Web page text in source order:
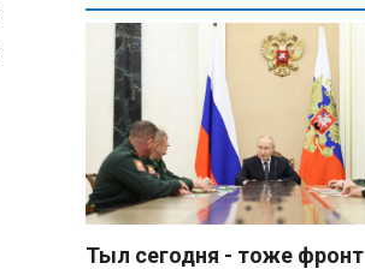
Тыл сегодня - тоже фронт